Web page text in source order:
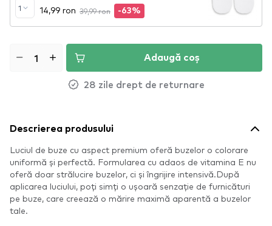
1
Soft Cleansing Sponges
14,99 ron 39,99 ron -63%
Adaugă coș
28 zile drept de returnare
Descrierea produsului
Luciul de buze cu aspect premium oferă buzelor o colorare
uniformă și perfectă. Formularea cu adaos de vitamina E nu
oferă doar strălucire buzelor, ci și îngrijire intensivă.După
aplicarea luciului, poți simți o ușoară senzație de furnicături
pe buze, care creează o mărire maximă aparentă a buzelor
tale.